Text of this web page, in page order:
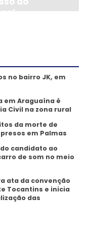
no bairro JK, em
em Araguaína é
Civil na zona rural
da morte de
em Palmas
candidato ao
de som no meio
ata da convenção
Tocantins e inicia
das